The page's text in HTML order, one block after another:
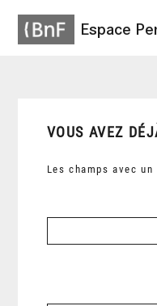
Espace
VOUS AVEZ
Les champs avec